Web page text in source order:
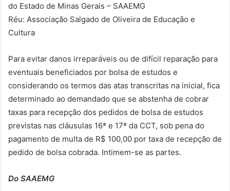
do Estado de Minas Gerais – SAAEMG
Réu: Associação Salgado de Oliveira de Educação e
Cultura
Para evitar danos irreparáveis ou de difícil reparação para
eventuais beneficiados por bolsa de estudos e
considerando os termos das atas transcritas na inicial, fica
determinado ao demandado que se abstenha de cobrar
taxas para recepção dos pedidos de bolsa de estudos
previstas nas cláusulas 16ª e 17ª da CCT, sob pena do
pagamento de multa de R$ 100,00 por taxa de recepção de
pedido de bolsa cobrada. Intimem-se as partes.
Do SAAEMG